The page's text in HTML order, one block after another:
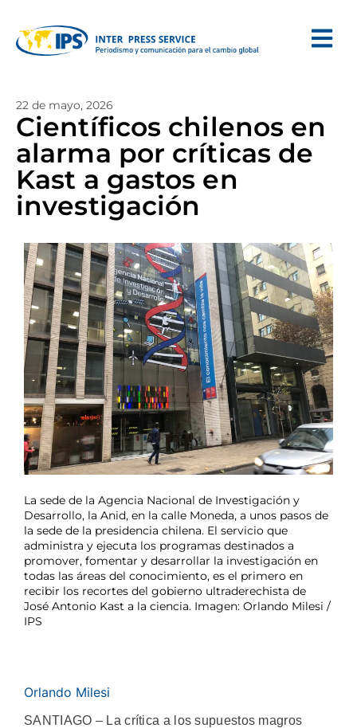
22 de mayo, 2026
Científicos chilenos en
alarma por críticas de
Kast a gastos en
investigación
La sede de la Agencia Nacional de Investigación y
Desarrollo, la Anid, en la calle Moneda, a unos pasos de
la sede de la presidencia chilena. El servicio que
administra y ejecuta los programas destinados a
promover, fomentar y desarrollar la investigación en
todas las áreas del conocimiento, es el primero en
recibir los recortes del gobierno ultraderechista de
José Antonio Kast a la ciencia. Imagen: Orlando Milesi /
IPS
Orlando Milesi
SANTIAGO – La crítica a los supuestos magros